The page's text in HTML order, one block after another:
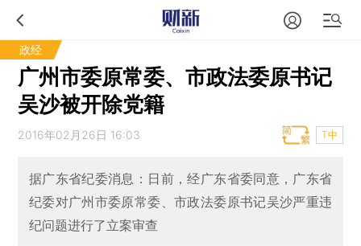
政经
广州市委原常委、市政法委原书记
吴沙被开除党籍
2016年02月26日 16:03 T中
据广东省纪委消息：日前，经广东省委同意，广东省
纪委对广州市委原常委、市政法委原书记吴沙严重违
纪问题进行了立案审查